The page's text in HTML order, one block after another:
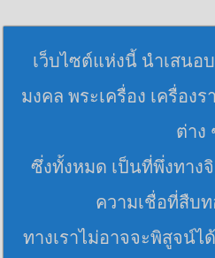
เว็บไซต์แห่งนี้ นำเสนอ
มงคล พระเครื่อง เครื่อง
ต่าง
ซึ่งทั้งหมด เป็นที่พึ่งทาง
ความเชื่อที่สืบ
ทางเราไม่อาจจะพิสูจน์ไ